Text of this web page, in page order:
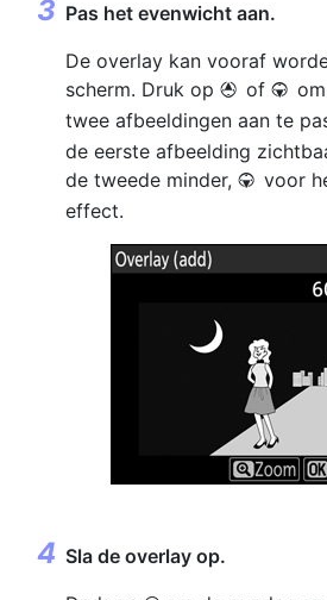
Pas het evenwicht aan.
De overlay kan vooraf
scherm. Druk op 1 of 3
twee afbeeldingen aan te
de eerste afbeelding
de tweede minder, 3 voor
effect.
Sla de overlay op.